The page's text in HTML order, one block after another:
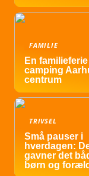
FAMILIE
En familieferie
camping
centrum
TRIVSEL
Små pauser i
hverdagen:
gavner det
børn og